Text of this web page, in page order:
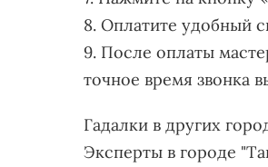
8. Оплатите удобный
9. После оплаты
точное время звонка
Гадалки в других
Эксперты в городе